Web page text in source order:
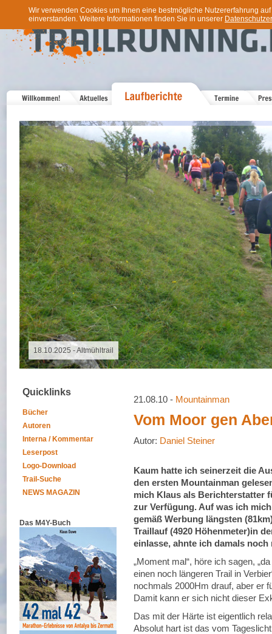
Wir verwenden Cookies um Ihnen eine bestmögliche Nutzererfahrung
einverstanden. Weitere Informationen finden Sie in unserer
07.08.2026 - Special Event
Quicklinks
Bücher
Autoren
Interna / Kommentar
Leserpost
Logo-Download
Trail-Suche
NEWS MAGAZIN
Das M4Y-Buch
21.08.10 - Mountainman
Vom Moor gen
Autor: Daniel Steiner
Kaum hatte ich seinerzeit die
den ersten Mountainman
mich Klaus als Berichterstatter
zur Verfügung. Auf was ich
gemäß Werbung längsten
Traillauf (4920 Höhenmeter)in
einlasse, ahnte ich damals noch
„Moment mal“, höre ich sagen,
einen noch längeren Trail in
nochmals 2000Hm drauf, aber er
Damit kann er sich nicht dieser
Das mit der Härte ist eigentlich
Absolut hart ist das vom